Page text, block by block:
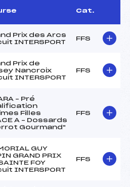
Cat.
Prix des Arcs
INTERSPORT
FFS
Prix de
Nancroix
INTERSPORT
FFS
– Pré
Filles
A – Dossards
Gourmand"
FFS
GUY
GRAND PRIX
FOY
INTERSPORT
FFS